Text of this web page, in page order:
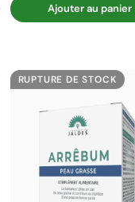
Ajouter au panier
RUPTURE DE STOCK